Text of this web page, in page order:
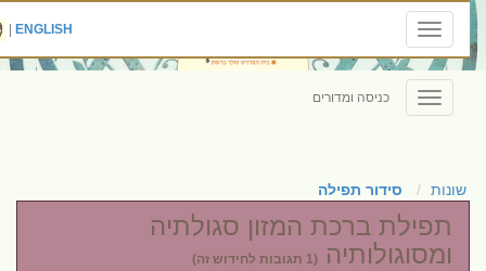
Toggle
navigation
ENGLISH
|
Toggle
navigation
כניסה ומדורים
שונות סידור תפילה
תפילת ברכת המזון סגולתיה
ומסוגולותיה